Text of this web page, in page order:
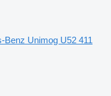
Benz Unimog U52 411